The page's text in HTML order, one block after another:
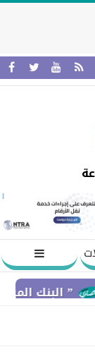
المركزي” : معدلات الشمول المالي